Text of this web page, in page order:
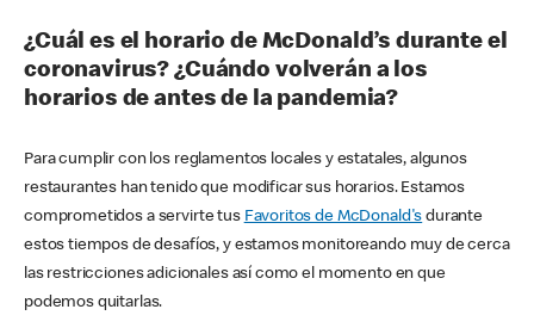
¿Cuál es el horario de McDonald’s durante el
coronavirus? ¿Cuándo volverán a los
horarios de antes de la pandemia?
Para cumplir con los reglamentos locales y estatales, algunos
restaurantes han tenido que modificar sus horarios. Estamos
comprometidos a servirte tus Favoritos de McDonald's durante
estos tiempos de desafíos, y estamos monitoreando muy de cerca
las restricciones adicionales así como el momento en que
podemos quitarlas.